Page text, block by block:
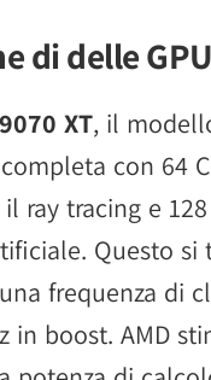
di delle
XT, il
con 64
ray tracing e
Questo si
frequenza di
in boost. AMD